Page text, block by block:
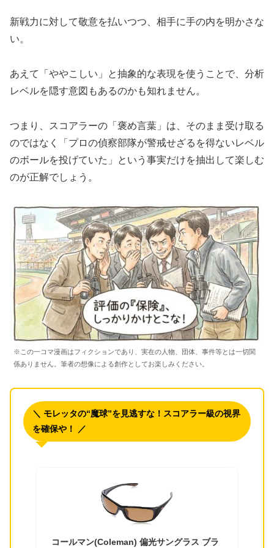
新戦力に対して敬意を払いつつ、相手に手の内を明かさな
い。
あえて「ややこしい」と抽象的な表現を使うことで、分析
レベルを隠す意図もあるのかも知れません。
​つまり、スコアラーの「褒め言葉」は、そのまま受け取る
のではなく「プロの偵察部隊が警戒せざるを得ないレベル
のボールを投げていた」という事実だけを抽出して楽しむ
のが正解でしょう。
※この一コマ漫画はフィクションであり、実在の人物、団体、事件等とは一切関
係ありません。筆者の想像による創作としてお楽しみください。
＼ モレッタの“魔球”を見逃すな！スコアラー級の視界
を確保や！ ／
コールマン(Coleman) 偏光サングラス ブラ